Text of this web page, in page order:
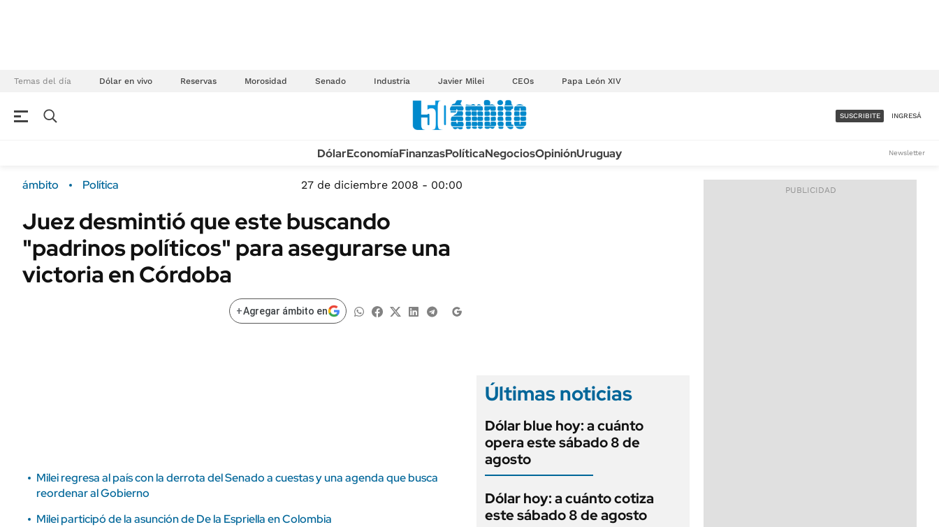
Temas del día Dólar en vivo Reservas Morosidad Senado Industria Javier Milei CEOs Papa León XIV
Campo
FINANZAS
Dólar
Sustentabilidad
Seguros
ENERGY REPORT
POLÍTICA
TECNOLOGÍA
MÉXICO
MUNDO
INFORMACIÓN GENERAL
ACCESO FULL - $1.800/MES
SUSCRIBITE INGRESÁ
DólarEconomíaFinanzasPolíticaNegociosOpiniónUruguay Newsletter
ámbito Política 27 de diciembre 2008 - 00:00
Juez desmintió que este buscando
"padrinos políticos" para asegurarse una
victoria en Córdoba
+Agregar ámbito en
Milei regresa al país con la derrota del Senado a cuestas y una agenda que busca
reordenar al Gobierno
Milei participó de la asunción de De la Espriella en Colombia
Últimas noticias
Dólar blue hoy: a cuánto
opera este sábado 8 de
agosto
Dólar hoy: a cuánto cotiza
este sábado 8 de agosto